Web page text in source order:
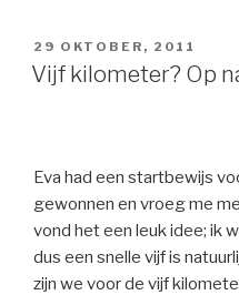
GEPLAATST
OP
29 OKTOBER, 2011
Vijf kilometer? Op
Eva had een startbewijs
gewonnen en vroeg me
vond het een leuk idee; ik
dus een snelle vijf is
zijn we voor de vijf